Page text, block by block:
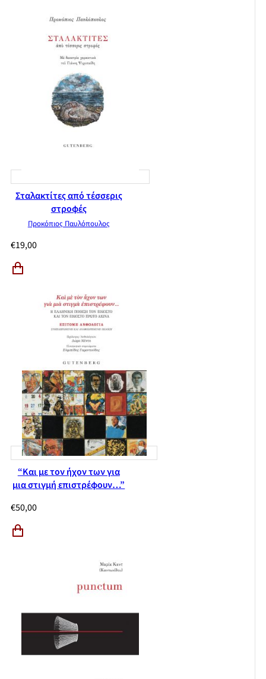
Σταλακτίτες από τέσσερις
στροφές
Προκόπιος Παυλόπουλος
€19,00
“Και με τον ήχον των για
μια στιγμή επιστρέφουν…”
€50,00